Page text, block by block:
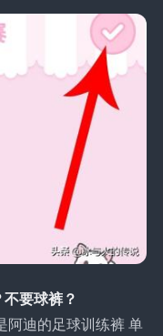
要球裤？
阿迪的足球训练裤 单